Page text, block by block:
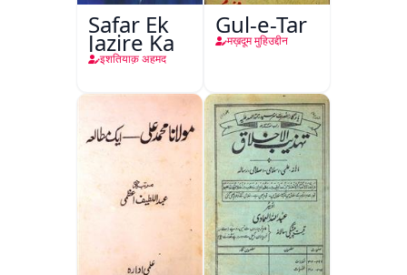
Safar Ek
Jazire Ka
इशतियाक़ अहमद
Gul-e-Tar
मख़दूम मुहिउद्दीन